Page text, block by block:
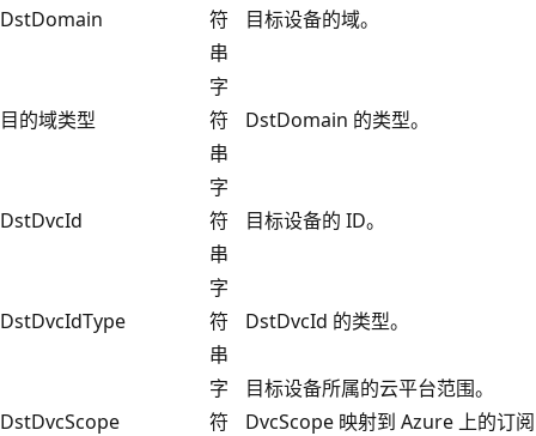
DstDomain
符
串
目标设备的域。
目的域类型
字
符
串
DstDomain 的类型。
DstDvcId
字
符
串
目标设备的 ID。
DstDvcIdType
字
符
串
DstDvcId 的类型。
DstDvcScope
字
符
目标设备所属的云平台范围。
DvcScope 映射到 Azure 上的订阅